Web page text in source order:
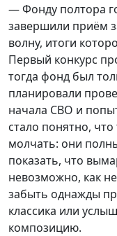
— Фонду полтора
завершили приём
волну, итоги
Первый конкурс
тогда фонд был
планировали
начала СВО и
стало понятно,
молчать: они
показать, что
невозможно, как
забыть однажды
классика или
композицию.